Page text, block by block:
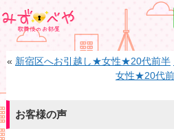
« 新宿区へお引越し★女性★20代前半
女性★20代
お客様の声